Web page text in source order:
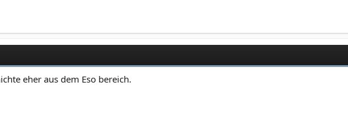
eher aus dem Eso bereich.